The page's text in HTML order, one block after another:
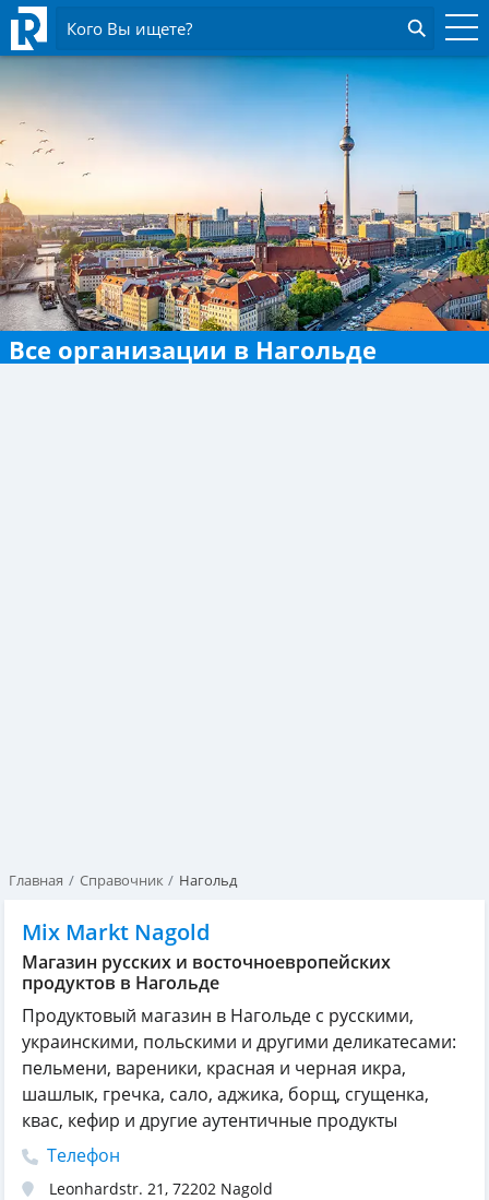
Кого Вы ищете?
Все организации в Нагольде
Главная Справочник Нагольд
Mix Markt Nagold
Магазин русских и восточноевропейских
продуктов в Нагольде
Продуктовый магазин в Нагольде с русскими,
украинскими, польскими и другими деликатесами:
пельмени, вареники, красная и черная икра,
шашлык, гречка, сало, аджика, борщ, сгущенка,
квас, кефир и другие аутентичные продукты
Телефон
Leonhardstr. 21, 72202 Nagold